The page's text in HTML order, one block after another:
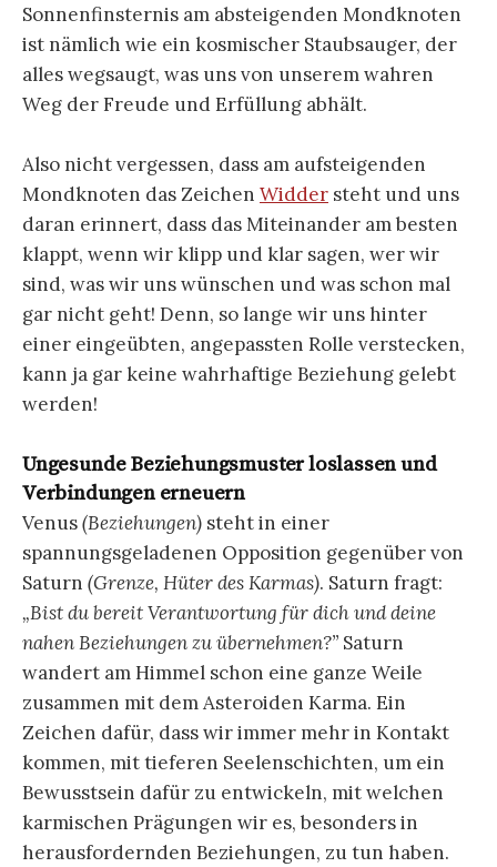
Sonnenfinsternis am absteigenden Mondknoten
ist nämlich wie ein kosmischer Staubsauger, der
alles wegsaugt, was uns von unserem wahren
Weg der Freude und Erfüllung abhält.
Also nicht vergessen, dass am aufsteigenden
Mondknoten das Zeichen Widder steht und uns
daran erinnert, dass das Miteinander am besten
klappt, wenn wir klipp und klar sagen, wer wir
sind, was wir uns wünschen und was schon mal
gar nicht geht! Denn, so lange wir uns hinter
einer eingeübten, angepassten Rolle verstecken,
kann ja gar keine wahrhaftige Beziehung gelebt
werden!
Ungesunde Beziehungsmuster loslassen und
Verbindungen erneuern
Venus(Beziehungen) steht in einer
spannungsgeladenen Opposition gegenüber von
Saturn (Grenze, Hüter des Karmas). Saturn fragt:
„Bist du bereit Verantwortung für dich und deine
nahen Beziehungen zu übernehmen?” Saturn
wandert am Himmel schon eine ganze Weile
zusammen mit dem Asteroiden Karma. Ein
Zeichen dafür, dass wir immer mehr in Kontakt
kommen, mit tieferen Seelenschichten, um ein
Bewusstsein dafür zu entwickeln, mit welchen
karmischen Prägungen wir es, besonders in
herausfordernden Beziehungen, zu tun haben.